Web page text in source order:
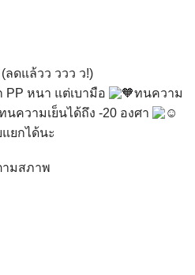
ลดแล้วว ววว ว!)
PP หนา แต่เบามือ
ทนความ
นความเย็นได้ถึง -20 องศา
ยกได้นะ
ามสภาพ